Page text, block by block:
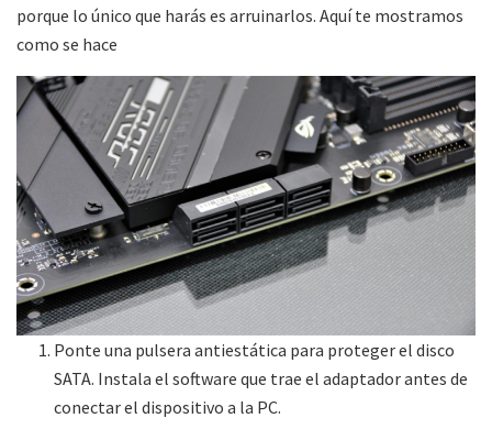
porque lo único que harás es arruinarlos. Aquí te mostramos
como se hace
Ponte una pulsera antiestática para proteger el disco
SATA. Instala el software que trae el adaptador antes de
conectar el dispositivo a la PC.